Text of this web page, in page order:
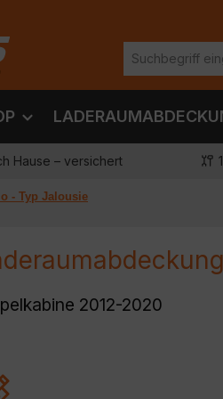
Hause – versichert
- Typ Jalousie
2012-2020
egal welche